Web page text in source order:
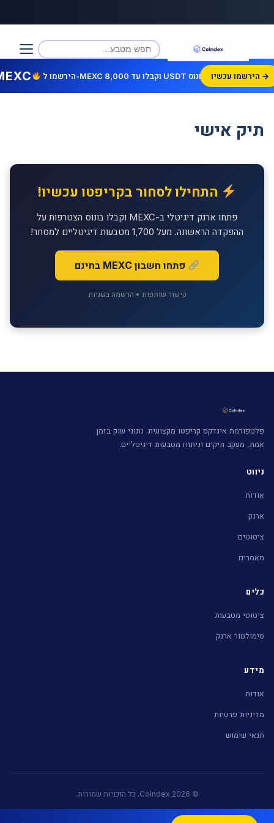
הירשמו עכשיו →
תיק אישי
התחילו לסחור בקריפטו עכשיו!
פתחו ארנק דיגיטלי ב-MEXC וקבלו בונוס הצטרפות על
ההפקדה הראשונה. מעל 1,700 מטבעות דיגיטליים למסחר!
פתחו חשבון MEXC בחינם
קישור שותפות • הרשמה בשניות
פלטפורמת אינדקס קריפטו מקצועית. נתוני שוק בזמן
אמת, מעקב תיקים וניתוח מטבעות דיגיטליים.
ניווט
אודות
ארנק
ציטוטים
מאמרים
כלים
ציטוטי מטבעות
סימולטור ארנק
מידע
אודות
מדיניות פרטיות
תנאי שימוש
© 2026 CoIndex. כל הזכויות שמורות.